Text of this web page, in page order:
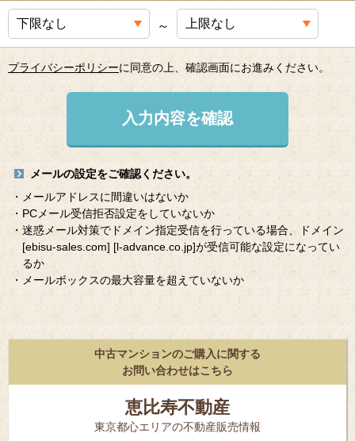
～
プライバシーポリシーに同意の上、確認画面にお進みください。
入力内容を確認
メールの設定をご確認ください。
・メールアドレスに間違いはないか
・PCメール受信拒否設定をしていないか
・迷惑メール対策でドメイン指定受信を行っている場合、ドメイン
[ebisu-sales.com] [l-advance.co.jp]が受信可能な設定になってい
るか
・メールボックスの最大容量を超えていないか
中古マンションのご購入に関する
お問い合わせはこちら
恵比寿不動産
東京都⼼エリアの不動産販売情報